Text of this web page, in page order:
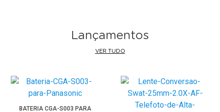
conectar seus dispositivos de exibição HDMI In como TV,
Projetor, Monitor, HDTV, etc.
dobrados pois poderão romper ou se danificarem
Lançamentos
VER TUDO
BATERIA CGA-S003 PARA